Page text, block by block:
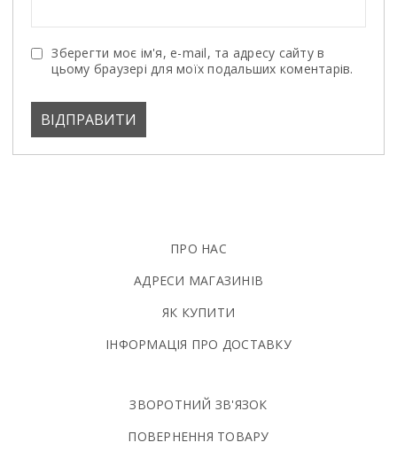
Зберегти моє ім'я, e-mail, та адресу сайту в
цьому браузері для моїх подальших коментарів.
ПРО НАС
АДРЕСИ МАГАЗИНІВ
ЯК КУПИТИ
ІНФОРМАЦІЯ ПРО ДОСТАВКУ
ЗВОРОТНИЙ ЗВ'ЯЗОК
ПОВЕРНЕННЯ ТОВАРУ